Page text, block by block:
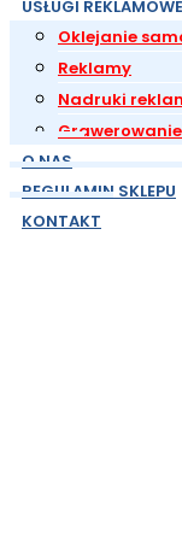
USŁUGI REKLAMOWE
Oklejanie
Reklamy
Nadruki
O NAS
REGULAMIN SKLEPU
KONTAKT